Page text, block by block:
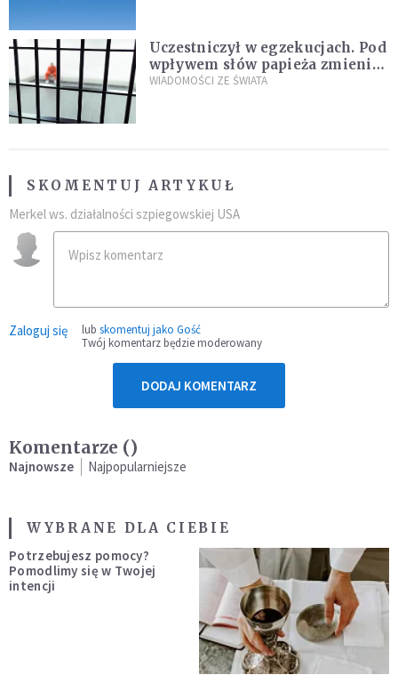
Uczestniczył w egzekucjach. Pod
wpływem słów papieża zmienił
zdanie
WIADOMOŚCI ZE ŚWIATA
SKOMENTUJ ARTYKUŁ
Merkel ws. działalności szpiegowskiej USA
Zaloguj się lub skomentuj jako Gość
Twój komentarz będzie moderowany
DODAJ KOMENTARZ
Komentarze ()
Najnowsze Najpopularniejsze
WYBRANE DLA CIEBIE
Potrzebujesz pomocy?
Pomodlimy się w Twojej
intencji